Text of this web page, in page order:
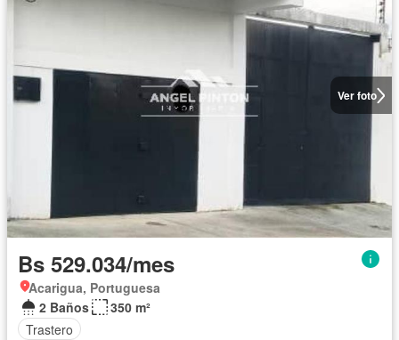
Ver foto
Bs 529.034/mes
Acarigua, Portuguesa
2 Baños
350 m²
Trastero